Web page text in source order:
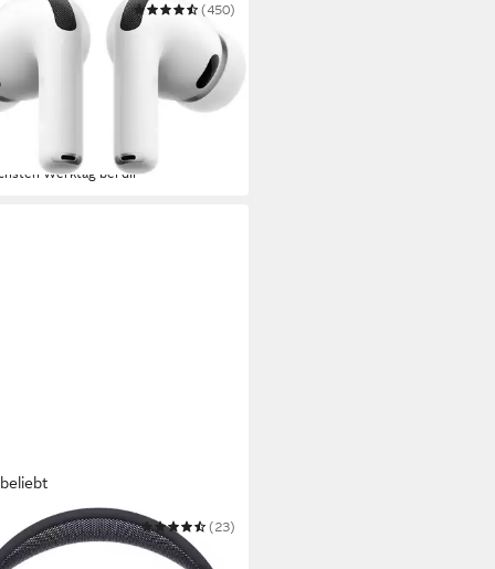
Pro 3 wireless In-Ear-
max. Laufzeit
(450)
mtl. in 12 Raten
Werktag bei dir
Max 2 Over-Ear-Kopfhörer
(23)